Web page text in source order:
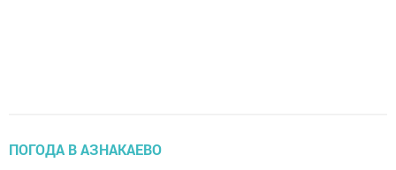
ПОГОДА В АЗНАКАЕВО